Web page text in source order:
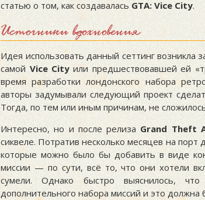
статью о том, как создавалась GTA: Vice City.
Источники вдохновения
Идея использовать данный сеттинг возникла
самой Vice City или предшествовавшей ей
время разработки лондонского набора
авторы задумывали следующий проект
Тогда, по тем или иным причинам, не
Интересно, но и после релиза Grand Theft
сиквеле. Потратив несколько месяцев на
которые можно было бы добавить в виде
миссии — по сути, всё то, что они хотели
сумели. Однако быстро выяснилось,
дополнительного набора миссий и это должна